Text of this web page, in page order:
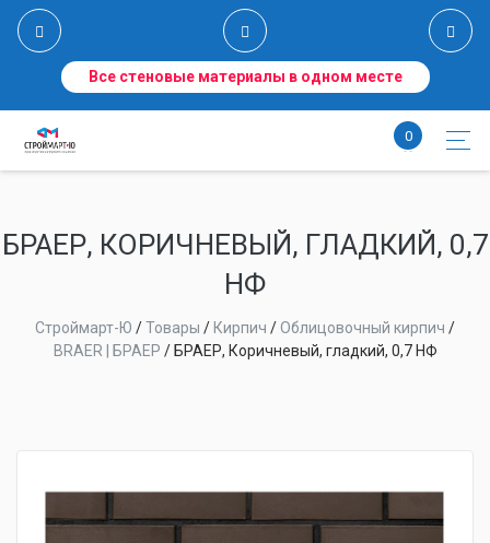
Все стеновые материалы в одном месте
0
БРАЕР, КОРИЧНЕВЫЙ, ГЛАДКИЙ, 0,7
НФ
Строймарт-Ю /Товары / Кирпич /Облицовочный кирпич /
BRAER | БРАЕР / БРАЕР, Коричневый, гладкий, 0,7 НФ